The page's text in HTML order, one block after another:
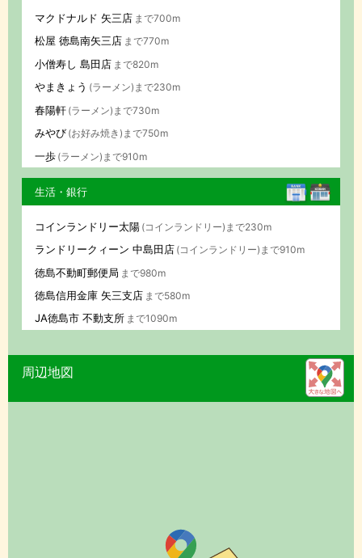
マクドナルド 矢三店 まで700m
松屋 徳島南矢三店 まで770m
小僧寿し 島田店 まで820m
やまきょう (ラーメン)まで230m
春陽軒 (ラーメン)まで730m
みやび (お好み焼き)まで750m
一歩 (ラーメン)まで910m
生活・銀行
コインランドリー太陽 (コインランドリー)まで230m
ランドリークィーン 中島田店 (コインランドリー)まで910m
徳島不動町郵便局 まで980m
徳島信用金庫 矢三支店 まで580m
JA徳島市 不動支所 まで1090m
周辺地図